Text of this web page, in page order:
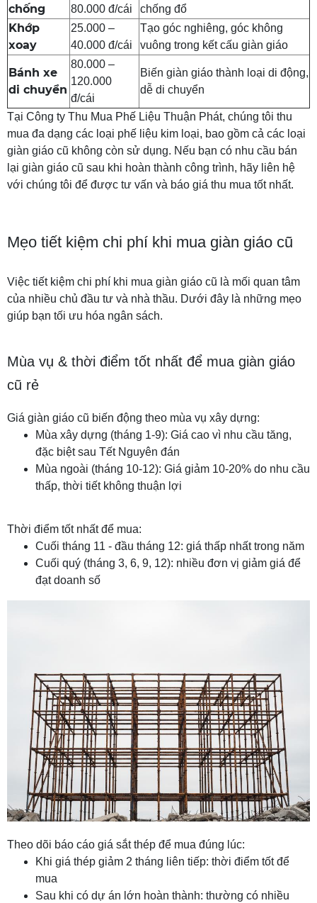
chống
80.000 đ/cái
chống đổ
Khớp
xoay
25.000 –
40.000 đ/cái
Tạo góc nghiêng, góc không
vuông trong kết cấu giàn giáo
Bánh xe
di chuyển
80.000 –
120.000
đ/cái
Biến giàn giáo thành loại di động,
dễ di chuyển
Tại Công ty Thu Mua Phế Liệu Thuận Phát, chúng tôi thu
mua đa dạng các loại phế liệu kim loại, bao gồm cả các loại
giàn giáo cũ không còn sử dụng. Nếu bạn có nhu cầu bán
lại giàn giáo cũ sau khi hoàn thành công trình, hãy liên hệ
với chúng tôi để được tư vấn và báo giá thu mua tốt nhất.
Mẹo tiết kiệm chi phí khi mua giàn giáo cũ
Việc tiết kiệm chi phí khi mua giàn giáo cũ là mối quan tâm
của nhiều chủ đầu tư và nhà thầu. Dưới đây là những mẹo
giúp bạn tối ưu hóa ngân sách.
Mùa vụ & thời điểm tốt nhất để mua giàn giáo
cũ rẻ
Giá giàn giáo cũ biến động theo mùa vụ xây dựng:
Mùa xây dựng (tháng 1-9): Giá cao vì nhu cầu tăng,
đặc biệt sau Tết Nguyên đán
Mùa ngoài (tháng 10-12): Giá giảm 10-20% do nhu cầu
thấp, thời tiết không thuận lợi
Thời điểm tốt nhất để mua:
Cuối tháng 11 - đầu tháng 12: giá thấp nhất trong năm
Cuối quý (tháng 3, 6, 9, 12): nhiều đơn vị giảm giá để
đạt doanh số
Theo dõi báo cáo giá sắt thép để mua đúng lúc:
Khi giá thép giảm 2 tháng liên tiếp: thời điểm tốt để
mua
Sau khi có dự án lớn hoàn thành: thường có nhiều